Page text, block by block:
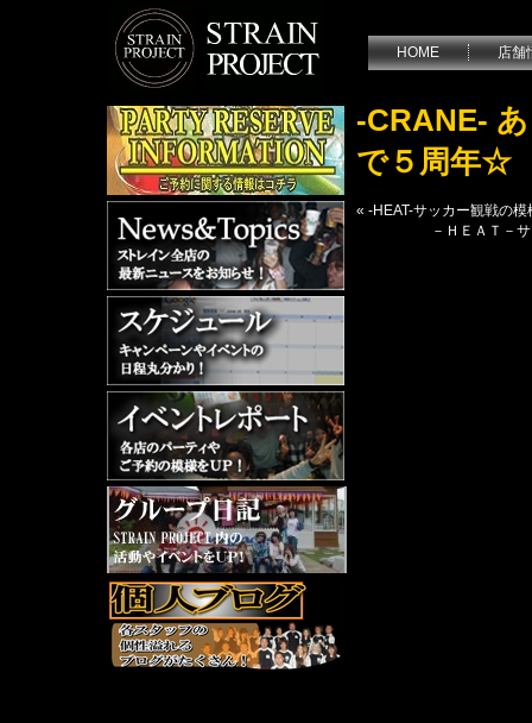
HOME 店舗
-CRANE-
で５周年☆
« -HEAT-サッカー観戦の
－ＨＥＡＴ－